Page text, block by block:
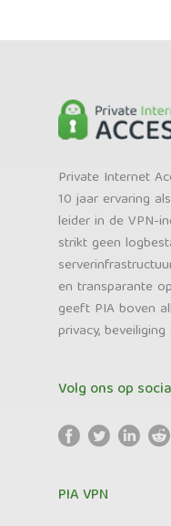
Private Internet
10 jaar ervaring
leider in de VPN-
strikt geen
en transparante
geeft PIA boven
privacy,
Volg ons op
PIA VPN